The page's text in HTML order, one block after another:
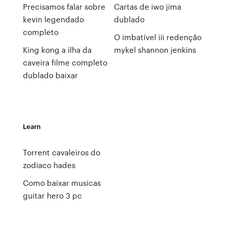
Precisamos falar sobre
kevin legendado
completo
King kong a ilha da
caveira filme completo
dublado baixar
Cartas de iwo jima
dublado
O imbatível iii redenção
mykel shannon jenkins
Learn
Torrent cavaleiros do
zodiaco hades
Como baixar musicas
guitar hero 3 pc